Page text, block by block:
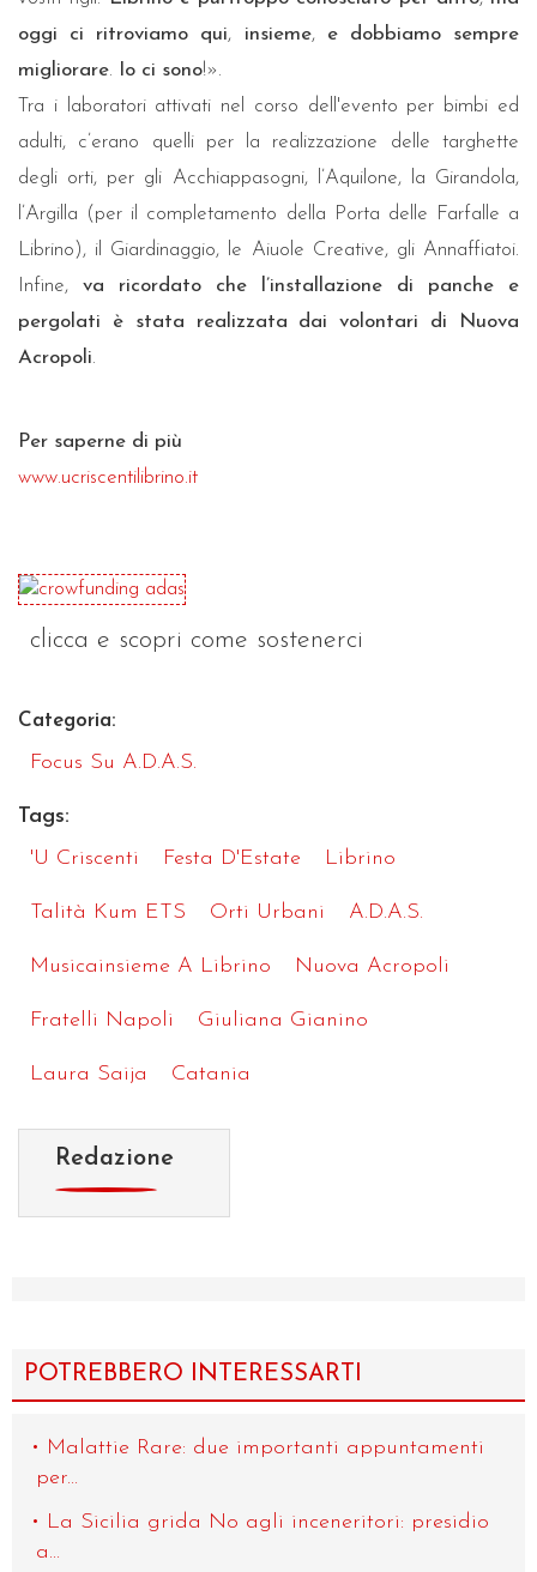
oggi ci ritroviamo qui, insieme, e dobbiamo sempre
migliorare. Io ci sono!».
Tra i laboratori attivati nel corso dell'evento per bimbi ed
adulti, c’erano quelli per la realizzazione delle targhette
degli orti, per gli Acchiappasogni, l’Aquilone, la Girandola,
l’Argilla (per il completamento della Porta delle Farfalle a
Librino), il Giardinaggio, le Aiuole Creative, gli Annaffiatoi.
Infine, va ricordato che l’installazione di panche e
pergolati è stata realizzata dai volontari di Nuova
Acropoli.
Per saperne di più
www.ucriscentilibrino.it
clicca e scopri come sostenerci
Categoria:
Focus Su A.D.A.S.
Tags:
'U Criscenti
Festa D'Estate Librino
Talità Kum ETS Orti Urbani A.D.A.S.
Musicainsieme A Librino Nuova Acropoli
Fratelli Napoli Giuliana Gianino
Laura Saija Catania
Redazione
POTREBBERO INTERESSARTI
Malattie Rare: due importanti appuntamenti
per...
La Sicilia grida No agli inceneritori: presidio
a...